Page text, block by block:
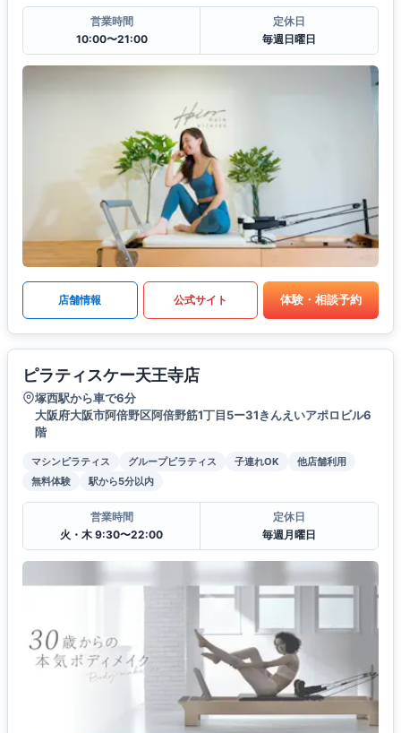
営業時間
10:00〜21:00
定休日
毎週日曜日
店舗情報 公式サイト 体験・相談予約
ピラティスケー天王寺店
塚西駅から車で6分
大阪府大阪市阿倍野区阿倍野筋1丁目5ー31きんえいアポロビル6
階
マシンピラティス グループピラティス 子連れOK
他店舗利用
無料体験
駅から5分以内
営業時間
火・木 9:30〜22:00
定休日
毎週月曜日